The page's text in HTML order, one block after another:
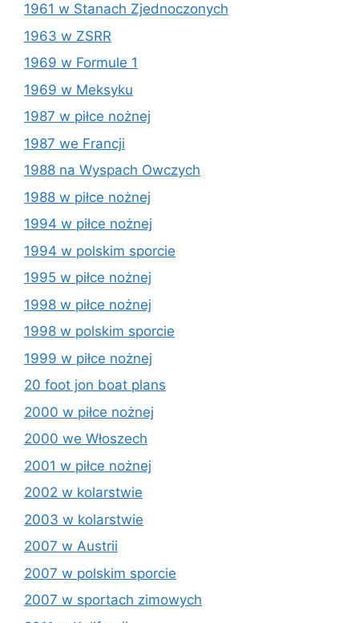
1961 w Stanach Zjednoczonych
1963 w ZSRR
1969 w Formule 1
1969 w Meksyku
1987 w piłce nożnej
1987 we Francji
1988 na Wyspach Owczych
1988 w piłce nożnej
1994 w piłce nożnej
1994 w polskim sporcie
1995 w piłce nożnej
1998 w piłce nożnej
1998 w polskim sporcie
1999 w piłce nożnej
20 foot jon boat plans
2000 w piłce nożnej
2000 we Włoszech
2001 w piłce nożnej
2002 w kolarstwie
2003 w kolarstwie
2007 w Austrii
2007 w polskim sporcie
2007 w sportach zimowych